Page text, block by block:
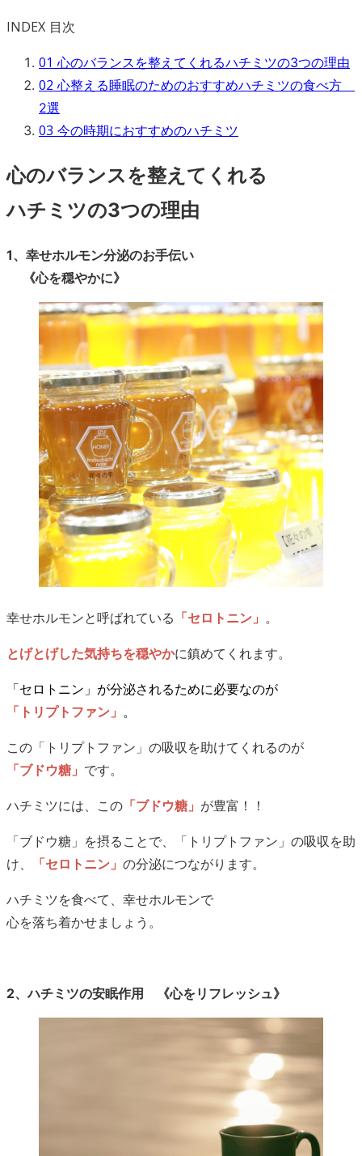
INDEX 目次
01 心のバランスを整えてくれるハチミツの3つの理由
02 心整える睡眠のためのおすすめハチミツの食べ方
2選
03 今の時期におすすめのハチミツ
心のバランスを整えてくれる
ハチミツの3つの理由
1、幸せホルモン分泌のお手伝い
《心を穏やかに》
幸せホルモンと呼ばれている 「セロトニン」 。
とげとげした気持ちを穏やかに鎮めてくれます。
「セロトニン」が分泌されるために必要なのが
「トリプトファン」 。
この「トリプトファン」の吸収を助けてくれるのが
「ブドウ糖」 です。
ハチミツには、この 「ブドウ糖」 が豊富！！
「ブドウ糖」を摂ることで、「トリプトファン」の吸収を助
け、
「セロトニン」 の分泌につながります。
ハチミツを食べて、幸せホルモンで
心を落ち着かせましょう。
2、ハチミツの安眠作用 《心をリフレッシュ》